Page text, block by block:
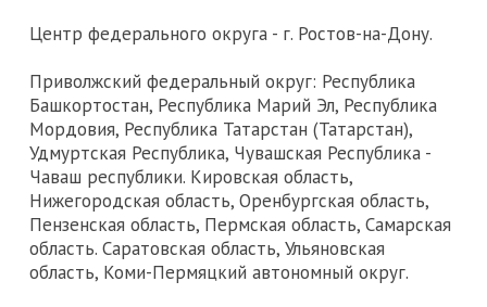
Центр федерального округа - г. Ростов-на-Дону.
Приволжский федеральный округ: Республика
Башкортостан, Республика Марий Эл, Республика
Мордовия, Республика Татарстан (Татарстан),
Удмуртская Республика, Чувашская Республика -
Чаваш республики. Кировская область,
Нижегородская область, Оренбургская область,
Пензенская область, Пермская область, Самарская
область. Саратовская область, Ульяновская
область, Коми-Пермяцкий автономный округ.